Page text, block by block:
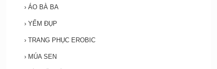
› ÁO BÀ BA
› YẾM ĐỤP
› TRANG PHỤC EROBIC
› MÚA SEN